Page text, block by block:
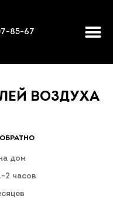
85-67
ВОЗДУХА
дом
2 часов